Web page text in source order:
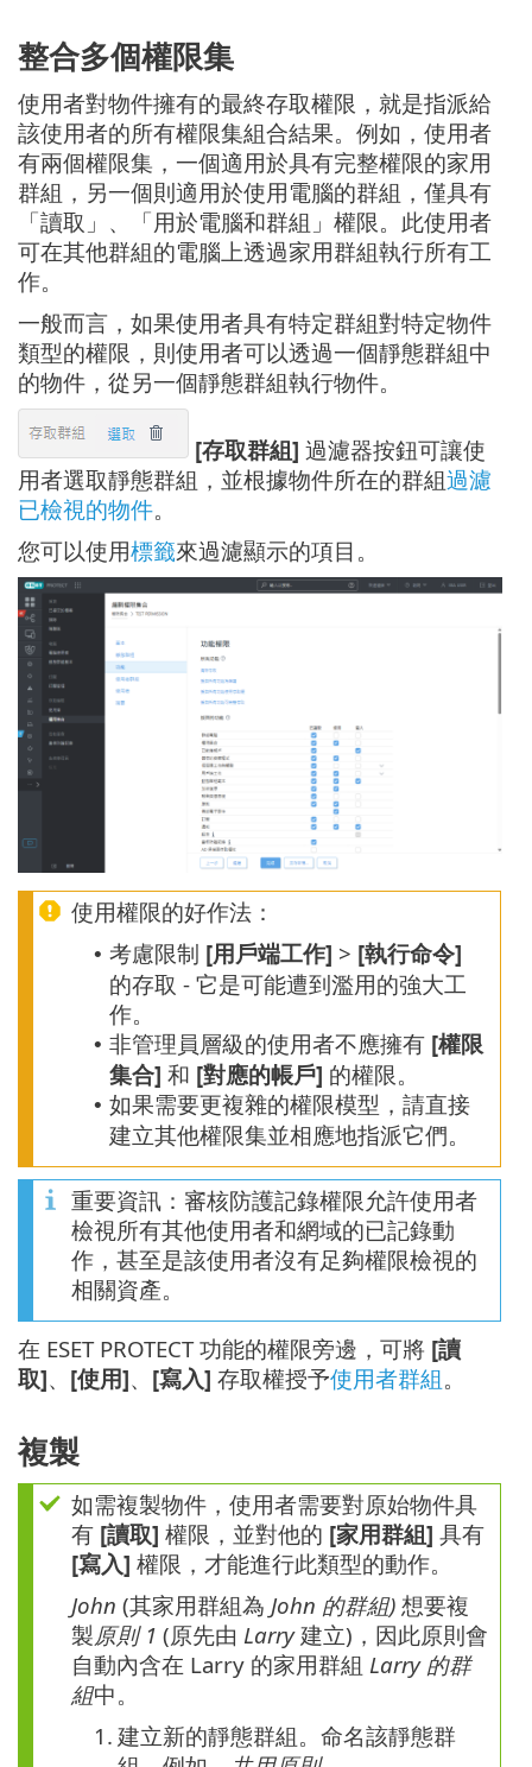
整合多個權限集
使用者對物件擁有的最終存取權限，就是指派給
該使用者的所有權限集組合結果。例如，使用者
有兩個權限集，一個適用於具有完整權限的家用
群組，另一個則適用於使用電腦的群組，僅具有
「讀取」、「用於電腦和群組」權限。此使用者
可在其他群組的電腦上透過家用群組執行所有工
作。
一般而言，如果使用者具有特定群組對特定物件
類型的權限，則使用者可以透過一個靜態群組中
的物件，從另一個靜態群組執行物件。
[存取群組] 過濾器按鈕可讓使
用者選取靜態群組，並根據物件所在的群組過濾
已檢視的物件。
您可以使用標籤來過濾顯示的項目。
使用權限的好作法：
• 考慮限制 [用戶端工作] > [執行命令]
的存取 - 它是可能遭到濫用的強大工
作。
• 非管理員層級的使用者不應擁有 [權限
集合] 和 [對應的帳戶] 的權限。
• 如果需要更複雜的權限模型，請直接
建立其他權限集並相應地指派它們。
重要資訊：審核防護記錄權限允許使用者
檢視所有其他使用者和網域的已記錄動
作，甚至是該使用者沒有足夠權限檢視的
相關資產。
在 ESET PROTECT 功能的權限旁邊，可將 [讀
取]、 [使用]、 [寫入] 存取權授予使用者群組。
複製
如需複製物件，使用者需要對原始物件具
有 [讀取] 權限，並對他的 [家用群組] 具有
[寫入] 權限，才能進行此類型的動作。
John (其家用群組為 John 的群組) 想要複
製原則 1 (原先由 Larry建立)，因此原則會
自動內含在 Larry 的家用群組 Larry 的群
組中。
1. 建立新的靜態群組。命名該靜態群